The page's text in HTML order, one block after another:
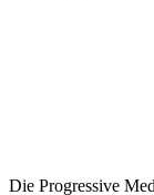
Die Progressive